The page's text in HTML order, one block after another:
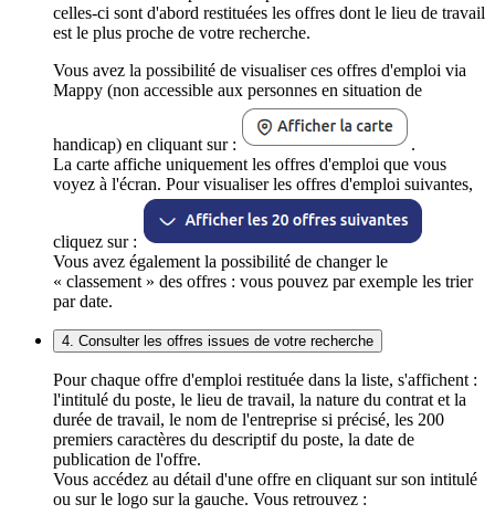
celles-ci sont d'abord restituées les offres dont le lieu de travail
est le plus proche de votre recherche.
Vous avez la possibilité de visualiser ces offres d'emploi via
Mappy (non accessible aux personnes en situation de
handicap) en cliquant sur :
.
La carte affiche uniquement les offres d'emploi que vous
voyez à l'écran. Pour visualiser les offres d'emploi suivantes,
cliquez sur :
Vous avez également la possibilité de changer le
« classement » des offres : vous pouvez par exemple les trier
par date.
4. Consulter les offres issues de votre recherche
Pour chaque offre d'emploi restituée dans la liste, s'affichent :
l'intitulé du poste, le lieu de travail, la nature du contrat et la
durée de travail, le nom de l'entreprise si précisé, les 200
premiers caractères du descriptif du poste, la date de
publication de l'offre.
Vous accédez au détail d'une offre en cliquant sur son intitulé
ou sur le logo sur la gauche. Vous retrouvez :